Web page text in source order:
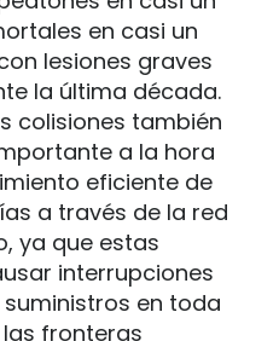
en casi un
lesiones graves
la última década.
colisiones también
a la hora
eficiente de
a través de la red
ya que estas
interrupciones
en toda
fronteras